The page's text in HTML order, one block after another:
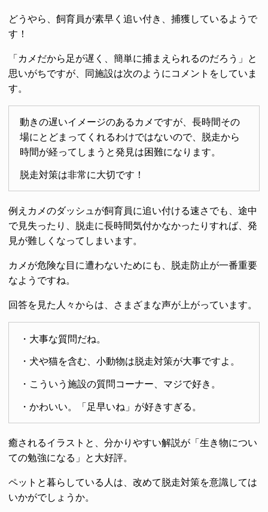
どうやら、飼育員が素早く追い付き、捕獲しているようで
す！
「カメだから足が遅く、簡単に捕まえられるのだろう」と
思いがちですが、同施設は次のようにコメントをしていま
す。
動きの遅いイメージのあるカメですが、長時間その
場にとどまってくれるわけではないので、脱走から
時間が経ってしまうと発見は困難になります。
脱走対策は非常に大切です！
例えカメのダッシュが飼育員に追い付ける速さでも、途中
で見失ったり、脱走に長時間気付かなかったりすれば、発
見が難しくなってしまいます。
カメが危険な目に遭わないためにも、脱走防止が一番重要
なようですね。
回答を見た人々からは、さまざまな声が上がっています。
・大事な質問だね。
・犬や猫を含む、小動物は脱走対策が大事ですよ。
・こういう施設の質問コーナー、マジで好き。
・かわいい。「足早いね」が好きすぎる。
癒されるイラストと、分かりやすい解説が「生き物につい
ての勉強になる」と大好評。
ペットと暮らしている人は、改めて脱走対策を意識しては
いかがでしょうか。